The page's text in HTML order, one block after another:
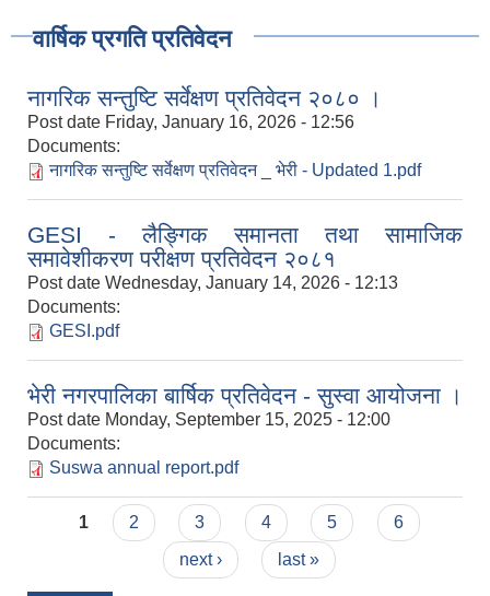
वार्षिक प्रगति प्रतिवेदन
नागरिक सन्तुष्टि सर्वेक्षण प्रतिवेदन २०८० ।
Post date Friday, January 16, 2026 - 12:56
Documents:
नागरिक सन्तुष्टि सर्वेक्षण प्रतिवेदन _ भेरी - Updated 1.pdf
GESI - लैङ्गिक समानता तथा सामाजिक
समावेशीकरण परीक्षण प्रतिवेदन २०८१
Post date Wednesday, January 14, 2026 - 12:13
Documents:
GESI.pdf
भेरी नगरपालिका बार्षिक प्रतिवेदन - सुस्वा आयोजना ।
Post date Monday, September 15, 2025 - 12:00
Documents:
Suswa annual report.pdf
Pages
1 2 3 4 5
6
next ›
last »